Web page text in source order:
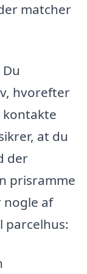
matcher
hvorefter
kontakte
at du
der
prisramme
nogle af
parcelhus: